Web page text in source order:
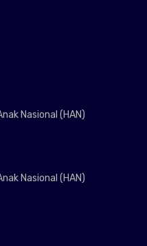
Nasional (HAN)
Nasional (HAN)